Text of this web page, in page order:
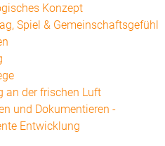
Konzept
Spiel & Gemeinschaftsgefühl
an der frischen Luft
und Dokumentieren -
Entwicklung